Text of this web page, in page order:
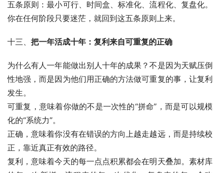
五条原则：最小可行、时间盒、标准化、流程化、复盘化。
你在任何阶段只要迷茫，就回到这五条原则上来。
十三、 把一年活成十年：复利来自可重复的正确
为什么有人一年能做出别人十年的成果？不是因为天赋压倒
性地强，而是因为他们用正确的方法做可重复的事，让复利
发生。
可重复，意味着你做的不是一次性的“拼命”，而是可以规模
化的“系统力”。
正确，意味着你没有在错误的方向上越走越远，而是持续校
正，靠近真正有效的路径。
复利，意味着今天的每一点点积累都会在明天叠加。素材库